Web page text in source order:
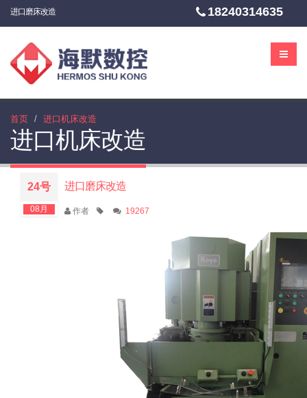
18240314635
进口磨床改造
首页 进口机床改造
进口机床改造
24号
08月
进口磨床改造
作者 19267